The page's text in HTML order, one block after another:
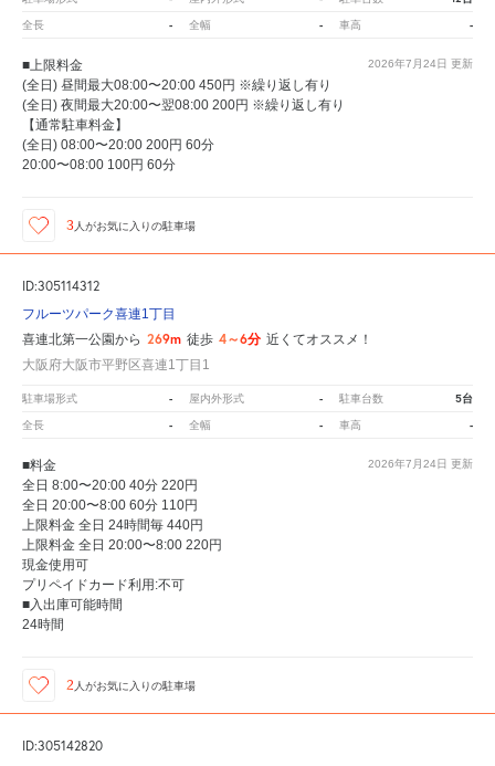
全長 - 全幅 - 車高 -
2026年7月24日 更新
■上限料金
(全日) 昼間最大08:00〜20:00 450円 ※繰り返し有り
(全日) 夜間最大20:00〜翌08:00 200円 ※繰り返し有り
【通常駐車料金】
(全日) 08:00〜20:00 200円 60分
20:00〜08:00 100円 60分
3人がお気に入りの駐車場
ID:305114312
フルーツパーク喜連1丁目
喜連北第一公園から 269m 徒歩 4～6分 近くてオススメ！
大阪府大阪市平野区喜連1丁目1
駐車場形式 - 屋内外形式 - 駐車台数 5台
全長 - 全幅 - 車高 -
2026年7月24日 更新
■料金
全日 8:00〜20:00 40分 220円
全日 20:00〜8:00 60分 110円
上限料金 全日 24時間毎 440円
上限料金 全日 20:00〜8:00 220円
現金使用可
プリペイドカード利用:不可
■入出庫可能時間
24時間
2 人がお気に入りの駐車場
ID:305142820